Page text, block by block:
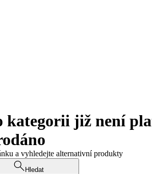
kategorii již není
a vyhledejte alternativní produkty
Hledat